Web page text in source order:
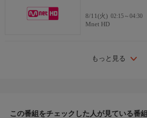
8/11(火) 02:15～04:30
Mnet HD
もっと見る
この番組をチェックした人が見ている番組